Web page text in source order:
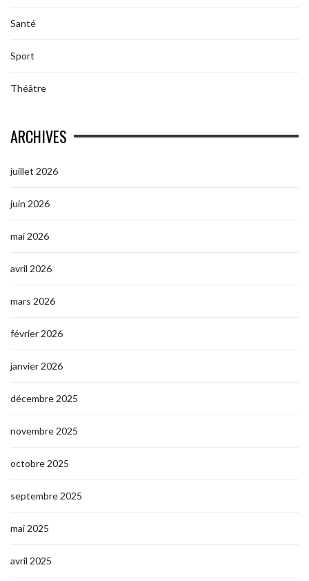
Santé
Sport
Théâtre
ARCHIVES
juillet 2026
juin 2026
mai 2026
avril 2026
mars 2026
février 2026
janvier 2026
décembre 2025
novembre 2025
octobre 2025
septembre 2025
mai 2025
avril 2025